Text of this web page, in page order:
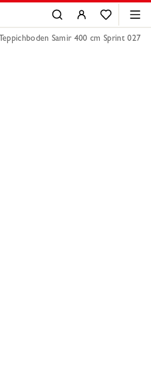
Teppichboden Samir 400 cm Sprint 027